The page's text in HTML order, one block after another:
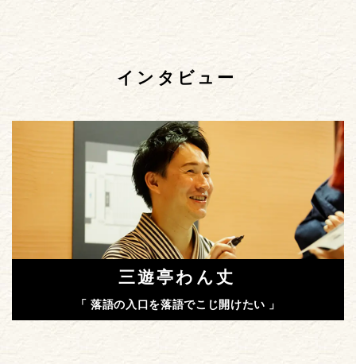
インタビュー
三遊亭わん丈
「 落語の入口を落語でこじ開けたい 」